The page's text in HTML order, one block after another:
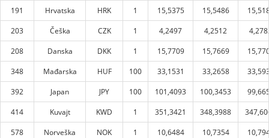
191
Hrvatska HRK 1 15,5375 15,5486
203
Češka CZK 1 4,2497 4,2512
208
Danska DKK 1 15,7709 15,7669
348
Mađarska HUF 100 33,1531 33,2658
392
Japan JPY 100 101,4093 100,3453
414
Kuvajt KWD 1 351,3421 348,3988
578
Norveška NOK 1 10,6484 10,7354